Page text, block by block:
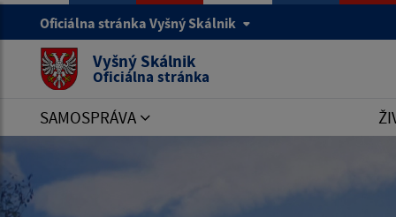
Oficiálna stránka Vyšný Skálnik
Vyšný Skálnik
Oficiálna stránka
SAMOSPRÁVA